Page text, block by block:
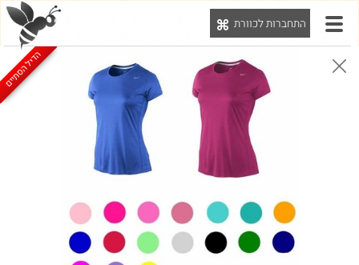
התחברות לכוורת
הבהרה: בי.דילז הינה פלטפורמה חברתית פתוחה והתכנים המתפרסמים בה הינם מטעם הגולשים.
הדילים המעודכנים הדילים החמים מוח כוורת
עדכונים מהרשת חדש בכוורת
הדיל הסתיים